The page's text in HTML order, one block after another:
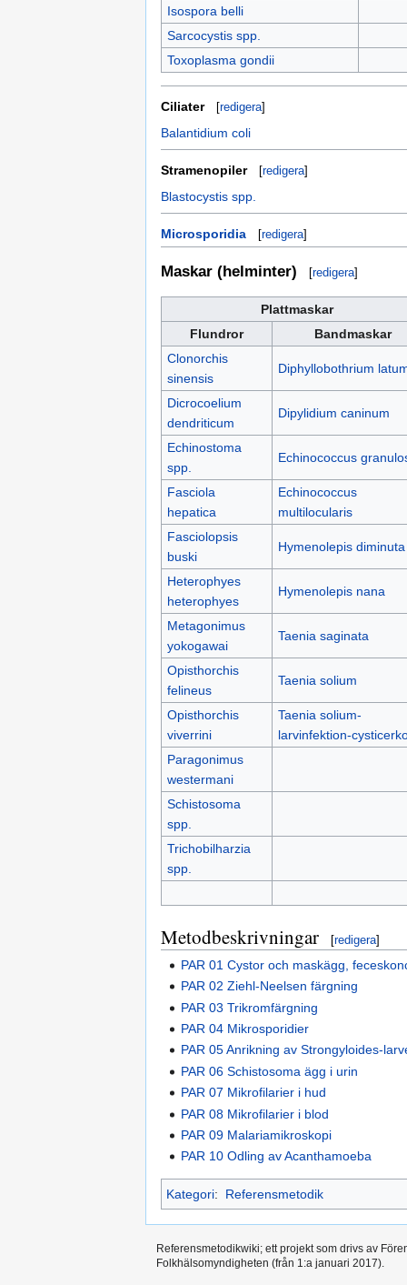
Isospora belli
Sarcocystis spp.
Toxoplasma gondii
Ciliater [redigera]
Balantidium coli
Stramenopiler [redigera]
Blastocystis spp.
Microsporidia [redigera]
Maskar (helminter) [redigera]
Plattmaskar
Flundror
Bandmaskar
Clonorchis
sinensis
Diphyllobothrium
Dicrocoelium
dendriticum
Dipylidium caninum
Echinostoma
spp.
Echinococcus
Fasciola
hepatica
Echinococcus
multilocularis
Fasciolopsis
buski
Hymenolepis diminuta
Heterophyes
heterophyes
Hymenolepis nana
Metagonimus
yokogawai
Taenia saginata
Opisthorchis
felineus
Taenia solium
Opisthorchis
viverrini
Taenia solium-
larvinfektion-
Paragonimus
westermani
Schistosoma
spp.
Trichobilharzia
spp.
Metodbeskrivningar [redigera]
PAR 01 Cystor och maskägg,
PAR 02 Ziehl-Neelsen färgning
PAR 03 Trikromfärgning
PAR 04 Mikrosporidier
PAR 05 Anrikning av Strongyloides-
PAR 06 Schistosoma ägg i urin
PAR 07 Mikrofilarier i hud
PAR 08 Mikrofilarier i blod
PAR 09 Malariamikroskopi
PAR 10 Odling av Acanthamoeba
Kategori: Referensmetodik
Referensmetodikwiki; ett projekt som drivs av
Folkhälsomyndigheten (från 1:a januari 2017).